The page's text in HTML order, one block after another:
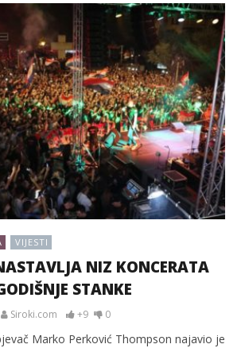
VIJESTI
NIZ KONCERATA
STANKE
Siroki.com +9 0
Marko Perković Thompson najavio je